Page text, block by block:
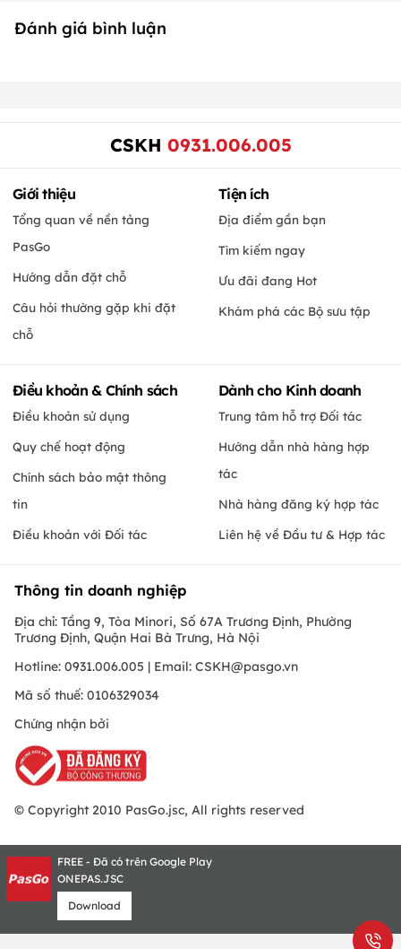
Đánh giá bình luận
CSKH 0931.006.005
Giới thiệu
Tổng quan về nền tảng
PasGo
Hướng dẫn đặt chỗ
Câu hỏi thường gặp khi đặt
chỗ
Tiện ích
Địa điểm gần bạn
Tìm kiếm ngay
Ưu đãi đang Hot
Khám phá các Bộ sưu tập
Điều khoản & Chính sách
Điều khoản sử dụng
Quy chế hoạt động
Chính sách bảo mật thông
tin
Điều khoản với Đối tác
Dành cho Kinh doanh
Trung tâm hỗ trợ Đối tác
Hướng dẫn nhà hàng hợp
tác
Nhà hàng đăng ký hợp tác
Liên hệ về Đầu tư & Hợp tác
Thông tin doanh nghiệp
Địa chỉ: Tầng 9, Tòa Minori, Số 67A Trương Định, Phường
Trương Định, Quận Hai Bà Trưng, Hà Nội
Hotline: 0931.006.005 | Email: CSKH@pasgo.vn
Mã số thuế: 0106329034
Chứng nhận bởi
© Copyright 2010 PasGo.jsc, All rights reserved
FREE - Đã có trên Google Play
ONEPAS.JSC
Download